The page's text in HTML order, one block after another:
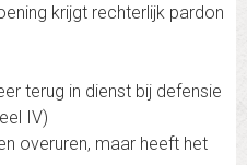
krijgt rechterlijk pardon
terug in dienst bij defensie
IV)
overuren, maar heeft het